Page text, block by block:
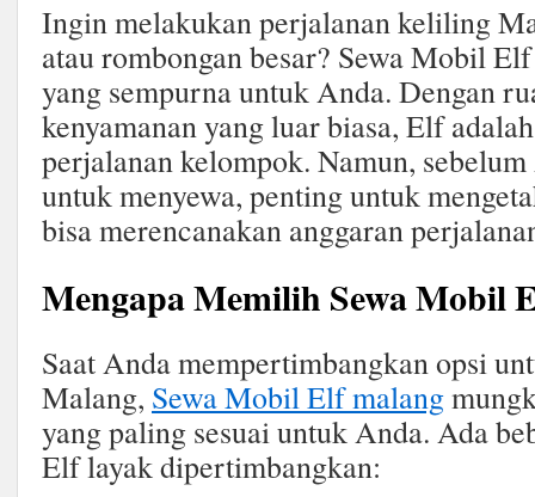
Ingin melakukan perjalanan keliling
atau rombongan besar? Sewa Mobil
yang sempurna untuk Anda. Dengan
kenyamanan yang luar biasa, Elf
perjalanan kelompok. Namun,
untuk menyewa, penting untuk
bisa merencanakan anggaran
Mengapa Memilih Sewa Mobil
Saat Anda mempertimbangkan opsi
Malang, Sewa Mobil Elf malang
yang paling sesuai untuk Anda. Ada
Elf layak dipertimbangkan: